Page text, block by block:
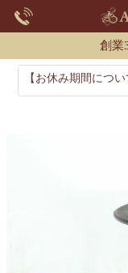
創業
【お休み期間につ